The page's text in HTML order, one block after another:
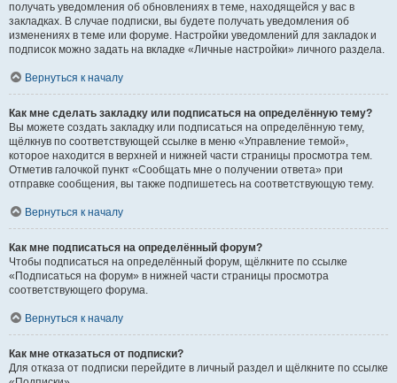
получать уведомления об обновлениях в теме, находящейся у вас в
закладках. В случае подписки, вы будете получать уведомления об
изменениях в теме или форуме. Настройки уведомлений для закладок и
подписок можно задать на вкладке «Личные настройки» личного раздела.
Вернуться к началу
Как мне сделать закладку или подписаться на определённую тему?
Вы можете создать закладку или подписаться на определённую тему,
щёлкнув по соответствующей ссылке в меню «Управление темой»,
которое находится в верхней и нижней части страницы просмотра тем.
Отметив галочкой пункт «Сообщать мне о получении ответа» при
отправке сообщения, вы также подпишетесь на соответствующую тему.
Вернуться к началу
Как мне подписаться на определённый форум?
Чтобы подписаться на определённый форум, щёлкните по ссылке
«Подписаться на форум» в нижней части страницы просмотра
соответствующего форума.
Вернуться к началу
Как мне отказаться от подписки?
Для отказа от подписки перейдите в личный раздел и щёлкните по ссылке